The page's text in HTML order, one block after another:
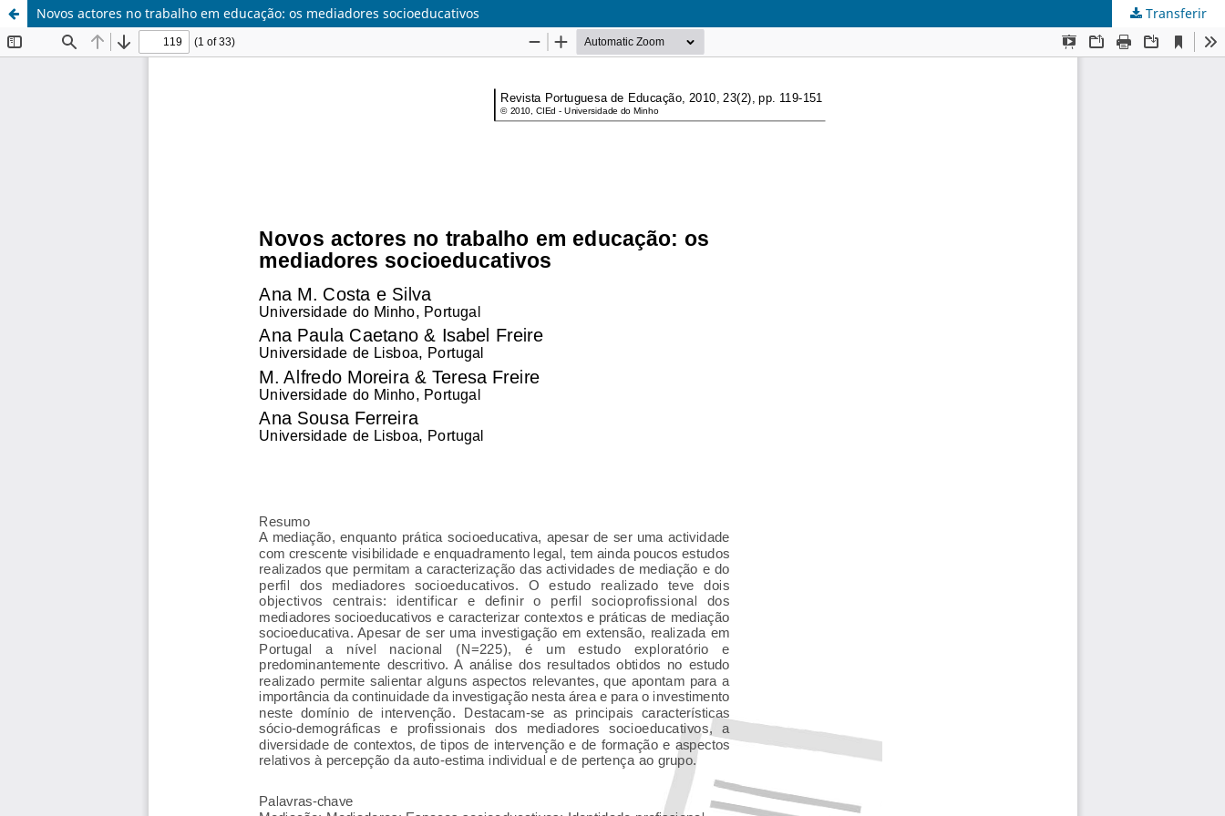
Novos actores no trabalho em educação: os mediadores socioeducativos Transferir